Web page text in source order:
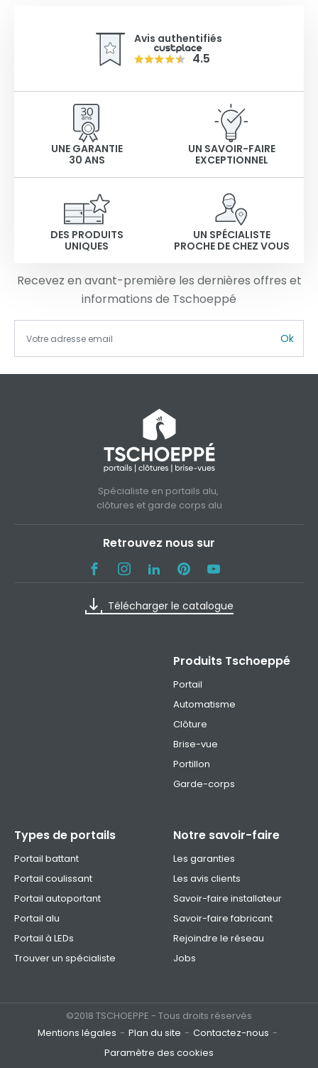
Avis authentifiés
4.5
UNE GARANTIE
30 ANS
UN SAVOIR-FAIRE
EXCEPTIONNEL
DES PRODUITS
UNIQUES
UN SPÉCIALISTE
PROCHE DE CHEZ VOUS
Recevez en avant-première les dernières offres et
informations de Tschoeppé
Ok
Spécialiste en portails alu,
clôtures et garde corps alu
Retrouvez nous sur
Télécharger le catalogue
Produits Tschoeppé
Portail
Automatisme
Clôture
Brise-vue
Portillon
Garde-corps
Types de portails
Portail battant
Portail coulissant
Portail autoportant
Portail alu
Portail à LEDs
Trouver un spécialiste
Notre savoir-faire
Les garanties
Les avis clients
Savoir-faire installateur
Savoir-faire fabricant
Rejoindre le réseau
Jobs
©2018 TSCHOEPPE - Tous droits réservés
Mentions légales
Plan du site
Contactez-nous
Paramètre des cookies